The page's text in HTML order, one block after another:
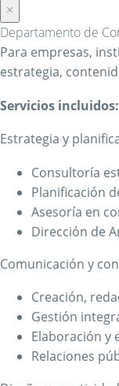
×
Departamento de
Para empresas,
estrategia,
Servicios incluidos:
Estrategia y
Consultoría
Planificación
Asesoría en
Dirección de
Comunicación y
Creación,
Gestión
Elaboración y
Relaciones